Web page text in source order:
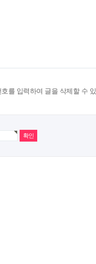
를 입력하여 글을 삭제할 수 있